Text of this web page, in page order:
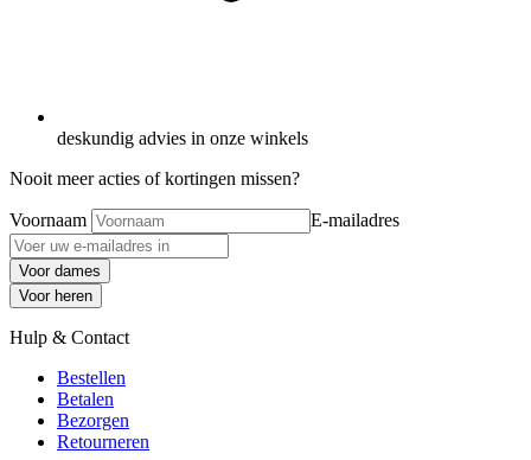
deskundig advies in onze winkels
Nooit meer acties of kortingen missen?
Voornaam E-mailadres
Voor dames
Voor heren
Hulp & Contact
Bestellen
Betalen
Bezorgen
Retourneren